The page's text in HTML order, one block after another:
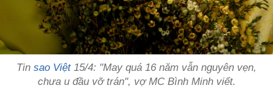
Tin sao Việt15/4: "May quá 16 năm vẫn nguyên vẹn,
chưa u đầu vỡ trán", vợ MC Bình Minh viết.